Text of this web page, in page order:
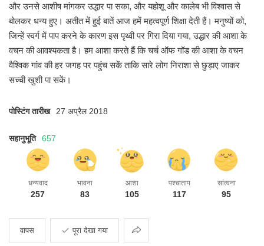
और उनसे आशीष मांगकर उद्धार पा सका, और यहोशू और कालेब भी विश्वास से
बोलकर धन्य हुए। अतीत में हुई बातें आज हमें महत्वपूर्ण शिक्षा देती हैं। मनुष्यों को,
जिन्हें स्वर्ग में पाप करने के कारण इस पृथ्वी परगिरा दिया गया, उद्धार की आशा के
वचन की आवश्यकता है। हम आशा करते हैं कि चर्च ऑफ गॉड की आशा के वचन
वैश्विक गांव की हर जगह पर पहुंच सकेंताकि सारे लोग निराशा से छुड़ाए जाकर
सच्ची खुशी पा सकें।
पोस्टिंग तारीख 27 अप्रैल 2018
सहानुभूति 657
धन्यवाद
257
भावना
83
आशा
105
पश्चाताप
117
सांत्वना
95
वापस पूरा देखा गया
साझा
करना